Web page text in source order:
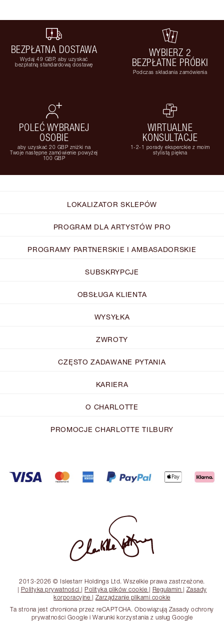
BEZPŁATNA DOSTAWA
Wydaj 49 GBP, aby uzyskać
bezpłatną standardową dostawę
WYBIERZ 2
BEZPŁATNE PRÓBKI
Podczas składania zamówienia
POLEĆ WYBRANEJ
OSOBIE
aby uzyskać 20 GBP zniżki na
Twoje następne zamówienie powyżej
100 GBP
WIRTUALNE
KONSULTACJE
1-2-1 porady eksperckie z moim
stylistą piękna
LOKALIZATOR SKLEPÓW
PROGRAM DLA ARTYSTÓW PRO
PROGRAMY PARTNERSKIE I AMBASADORSKIE
SUBSKRYPCJE
OBSŁUGA KLIENTA
WYSYŁKA
ZWROTY
CZĘSTO ZADAWANE PYTANIA
KARIERA
O CHARLOTTE
PROMOCJE CHARLOTTE TILBURY
2013-2026 © Islestarr Holdings Ltd. Wszelkie prawa zastrzeżone.
| Polityka prywatności | Polityka plików cookie | Regulamin | Zasady
korporacyjne | Zarządzanie plikami cookie
Ta strona jest chroniona przez reCAPTCHA. Obowiązują Zasady ochrony
prywatności Google i Warunki korzystania z usług Google